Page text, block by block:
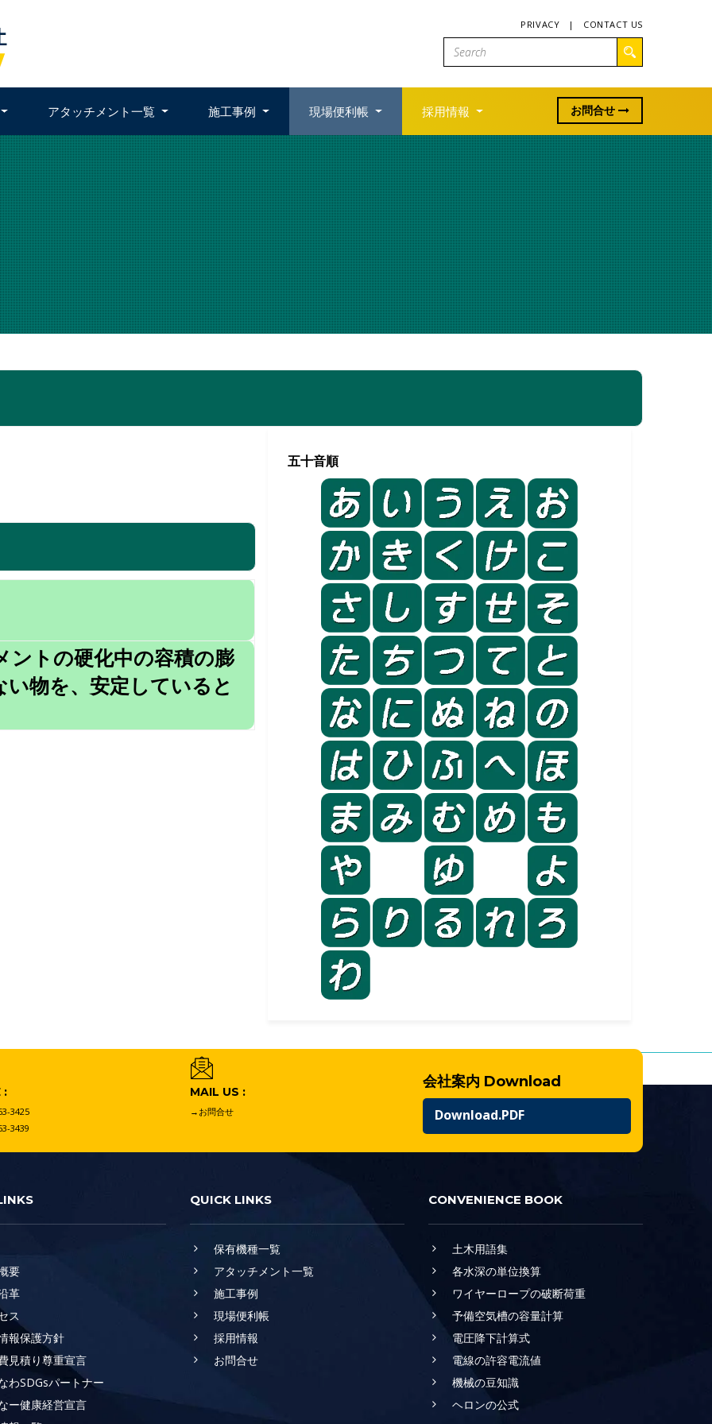
PRIVACY | CONTACT US
アタッチメント一覧 施工事例 現場便利帳 採用情報 お問合せ
ントの硬化中の容積の膨
物を、安定していると
五十音順
:
3425
3439
MAIL US :
→お問合せ
会社案内 Download
Download.PDF
要
革
ス
報保護方針
見積り尊重宣言
わSDGsパートナー
ー健康経営宣言
QUICK LINKS
保有機種一覧
アタッチメント一覧
施工事例
現場便利帳
採用情報
お問合せ
CONVENIENCE BOOK
土木用語集
各水深の単位換算
ワイヤーロープの破断荷重
予備空気槽の容量計算
電圧降下計算式
電線の許容電流値
機械の豆知識
ヘロンの公式